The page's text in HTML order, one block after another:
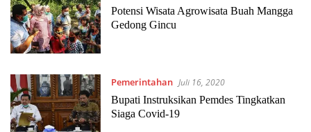
Potensi Wisata Agrowisata Buah Mangga
Gedong Gincu
Pemerintahan Juli 16, 2020
Bupati Instruksikan Pemdes Tingkatkan
Siaga Covid-19